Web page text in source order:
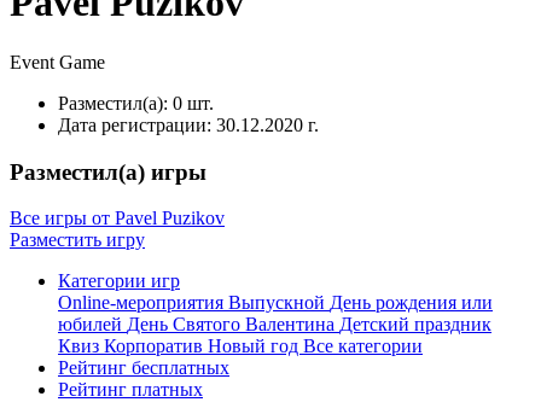
Event Game
Разместил(а): 0 шт.
Дата регистрации: 30.12.2020 г.
Разместил(а) игры
Все игры от Pavel Puzikov
Разместить игру
Категории игр
Online-мероприятия Выпускной День рождения или
юбилей День Святого Валентина Детский праздник
Квиз Корпоратив Новый год Все категории
Рейтинг бесплатных
Рейтинг платных